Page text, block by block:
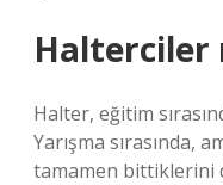
Halterciler
Halter, eğitim
Yarışma sırasında,
tamamen bittiklerini